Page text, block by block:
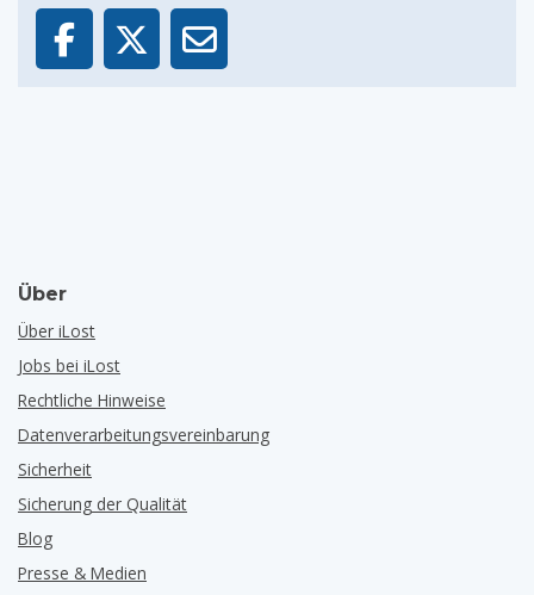
Über
Über iLost
Jobs bei iLost
Rechtliche Hinweise
Datenverarbeitungsvereinbarung
Sicherheit
Sicherung der Qualität
Blog
Presse & Medien